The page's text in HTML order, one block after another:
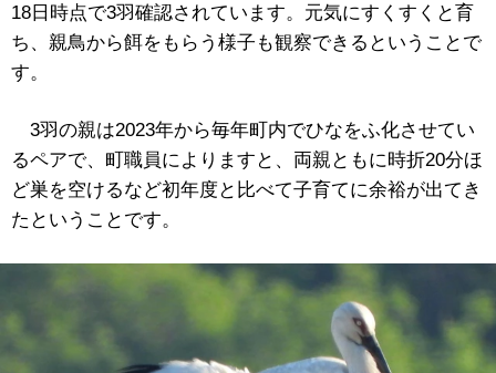
18日時点で3羽確認されています。元気にすくすくと育
ち、親鳥から餌をもらう様子も観察できるということで
す。
3羽の親は2023年から毎年町内でひなをふ化させてい
るペアで、町職員によりますと、両親ともに時折20分ほ
ど巣を空けるなど初年度と比べて子育てに余裕が出てき
たということです。